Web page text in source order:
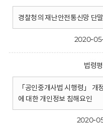
경찰청의 재난안전통신망 단
2020-
법령
「공인중개사법 시행령」
에 대한 개인정보 침해요인
2020-